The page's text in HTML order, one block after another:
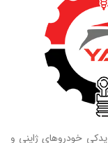
خودروهای ژاپنی و